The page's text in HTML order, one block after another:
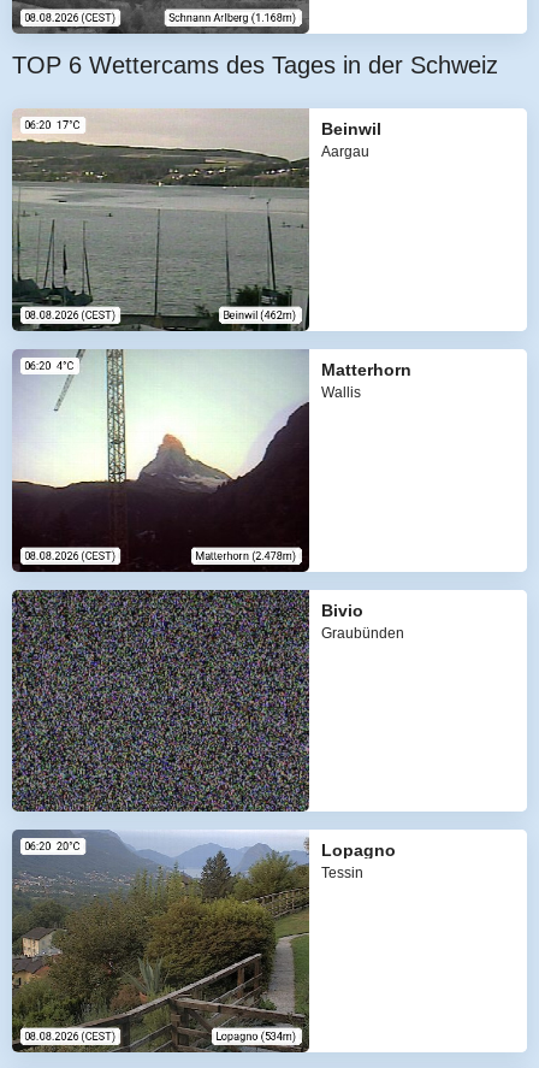
TOP 6 Wettercams des Tages in der Schweiz
Beinwil
Aargau
Matterhorn
Wallis
Bivio
Graubünden
Lopagno
Tessin